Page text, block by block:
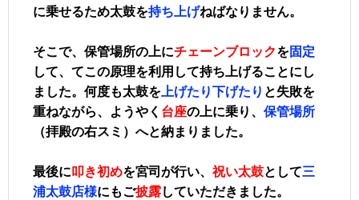
に乗せるため太鼓を持ち上げねばなりません。
そこで、保管場所の上にチェーンブロックを固定
して、てこの原理を利用して持ち上げることにし
ました。 何度も太鼓を 上げたり下げたり と失敗を
重ねながら、ようやく 台座の上に乗り、 保管場所
（拝殿の右スミ）へと納まりました。
最後に 叩き初めを宮司が行い、祝い太鼓として三
浦太鼓店様にもご披露していただきました。